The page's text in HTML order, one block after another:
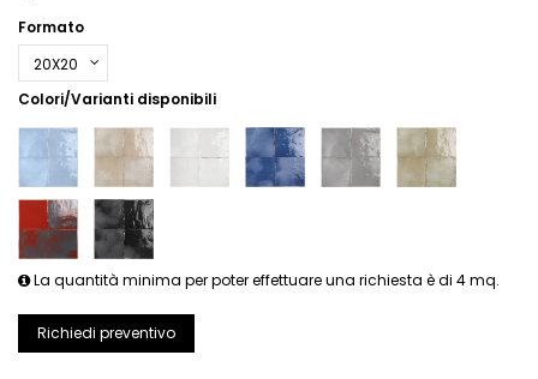
Formato
Colori/Varianti disponibili
La quantità minima per poter effettuare una richiesta è di 4 mq.
Richiedi preventivo